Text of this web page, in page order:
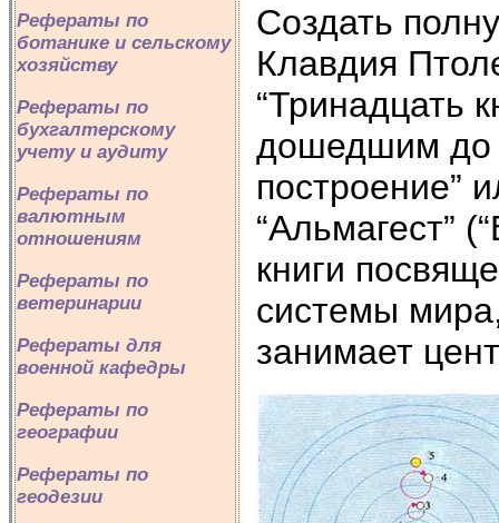
Рефераты по
ботанике и сельскому
хозяйству
Рефераты по
бухгалтерскому
учету и аудиту
Рефераты по
валютным
отношениям
Рефераты по
ветеринарии
Рефераты для
военной кафедры
Рефераты по
географии
Рефераты по
геодезии
Создать
Клавдия
“Тринадцать
дошедшим до
построение”
“Альмагест”
книги
системы
занимает